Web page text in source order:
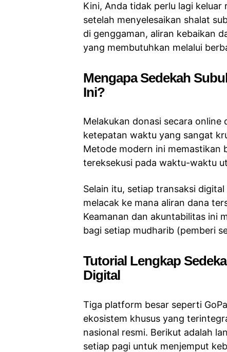
Kini, Anda tidak perlu lagi
setelah menyelesaikan shalat
di genggaman, aliran kebaikan
yang membutuhkan melalui
Mengapa Sedekah
Ini?
Melakukan donasi secara
ketepatan waktu yang sangat
Metode modern ini memastikan
tereksekusi pada waktu-waktu
Selain itu, setiap transaksi
melacak ke mana aliran dana
Keamanan dan akuntabilitas ini
bagi setiap mudharib (pemberi
Tutorial Lengkap
Digital
Tiga platform besar seperti
ekosistem khusus yang
nasional resmi. Berikut adalah
setiap pagi untuk menjemput